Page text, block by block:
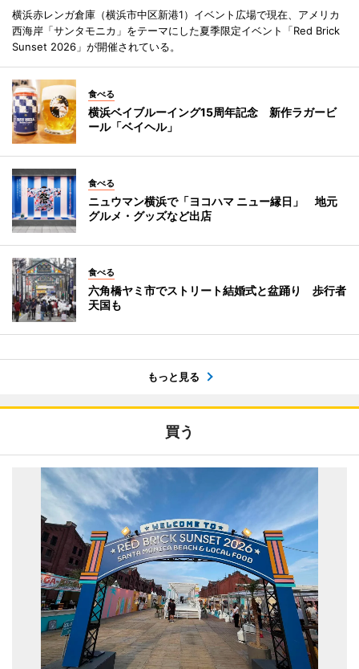
横浜赤レンガ倉庫（横浜市中区新港1）イベント広場で現在、アメリカ
西海岸「サンタモニカ」をテーマにした夏季限定イベント「Red Brick
Sunset 2026」が開催されている。
食べる
横浜ベイブルーイング15周年記念 新作ラガービ
ール「ベイヘル」
食べる
ニュウマン横浜で「ヨコハマ ニュー縁日」 地元
グルメ・グッズなど出店
食べる
六角橋ヤミ市でストリート結婚式と盆踊り 歩行者
天国も
もっと見る
買う